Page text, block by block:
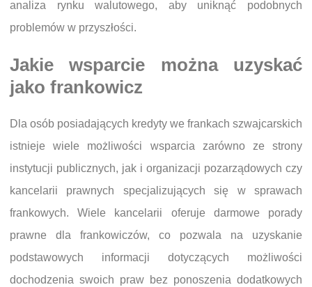
analiza rynku walutowego, aby uniknąć podobnych
problemów w przyszłości.
Jakie wsparcie można uzyskać
jako frankowicz
Dla osób posiadających kredyty we frankach szwajcarskich
istnieje wiele możliwości wsparcia zarówno ze strony
instytucji publicznych, jak i organizacji pozarządowych czy
kancelarii prawnych specjalizujących się w sprawach
frankowych. Wiele kancelarii oferuje darmowe porady
prawne dla frankowiczów, co pozwala na uzyskanie
podstawowych informacji dotyczących możliwości
dochodzenia swoich praw bez ponoszenia dodatkowych